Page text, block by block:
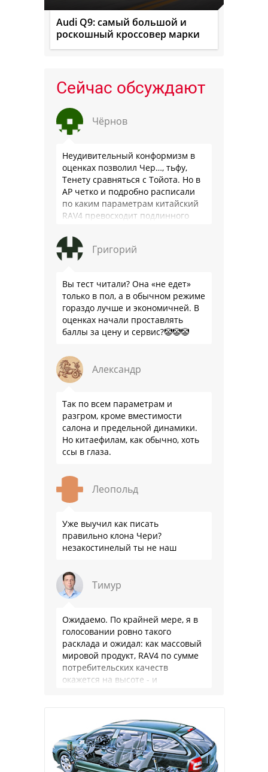
Audi Q9: самый большой и
роскошный кроссовер марки
Сейчас обсуждают
Чёрнов
Неудивительный конформизм в
оценках позволил Чер…, тьфу,
Тенету сравняться с Тойота. Но в
АР четко и подробно расписали
по каким параметрам китайский
RAV4 превосходит подлинного
подвеска едет ровно и приятно …
Григорий
Вы тест читали? Она «не едет»
только в пол, а в обычном режиме
гораздо лучше и экономичней. В
оценках начали проставлять
баллы за цену и сервис?🤡🤡🤡
Александр
Так по всем параметрам и
разгром, кроме вместимости
салона и предельной динамики.
Но китаефилам, как обычно, хоть
ссы в глаза.
Леопольд
Уже выучил как писать
правильно клона Чери?
незакостинелый ты не наш
Тимур
Ожидаемо. По крайней мере, я в
голосовании ровно такого
расклада и ожидал: как массовый
мировой продукт, RAV4 по сумме
потребительских качеств
окажется на высоте - и